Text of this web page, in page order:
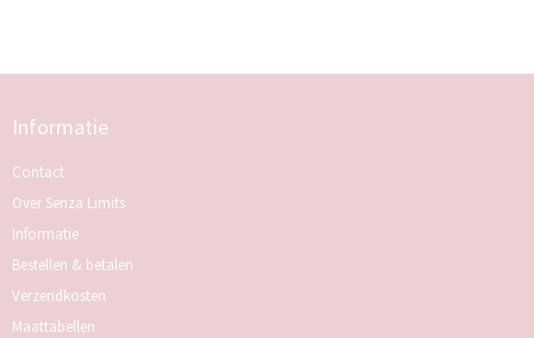
Informatie
Contact
Over Senza Limits
Informatie
Bestellen & betalen
Verzendkosten
Maattabellen